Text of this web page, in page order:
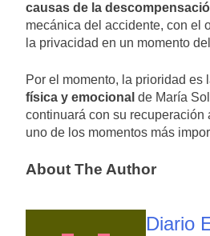
causas de la
mecánica del accidente, con el
la privacidad en un momento
Por el momento, la prioridad es
física y emocional de María
continuará con su recuperación
uno de los momentos más
About The Author
Diario